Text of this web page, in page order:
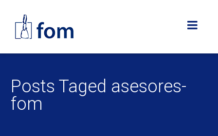
Posts Taged asesores-
fom